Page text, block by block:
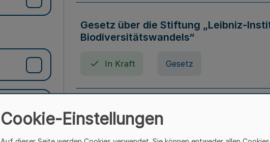
Gesetz über die Stiftung „Leibniz-
Biodiversitätswandels“
In Kraft Gesetz
Gesetz über die Kunsthochschulen
(Kunsthochschulgesetz - KunstHG)
Cookie-Einstellungen